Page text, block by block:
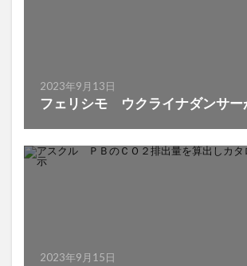
2023年9月13日
フェリシモ ウクライナダンサー
2023年9月15日